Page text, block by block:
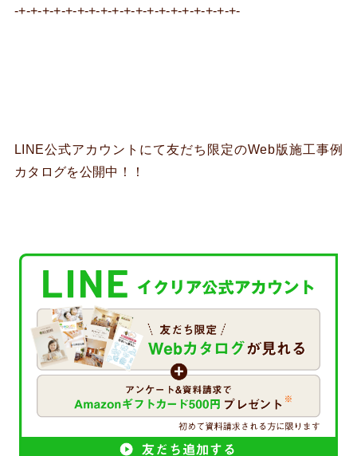
-+-+-+-+-+-+-+-+-+-+-+-+-+-+-+-+-+-+-+-
LINE公式アカウントにて友だち限定のWeb版施工事例
カタログを公開中！！